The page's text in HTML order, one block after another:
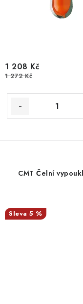
1 208 Kč
1 272 Kč
CMT Čelní
5 %